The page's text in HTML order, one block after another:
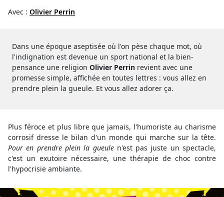
Avec : Olivier Perrin
Dans une époque aseptisée où l'on pèse chaque mot, où
l'indignation est devenue un sport national et la bien-
pensance une religion Olivier Perrin revient avec une
promesse simple, affichée en toutes lettres : vous allez en
prendre plein la gueule. Et vous allez adorer ça.
Plus féroce et plus libre que jamais, l'humoriste au charisme
corrosif dresse le bilan d'un monde qui marche sur la tête.
Pour en prendre plein la gueulen'est pas juste un spectacle,
c'est un exutoire nécessaire, une thérapie de choc contre
l'hypocrisie ambiante.